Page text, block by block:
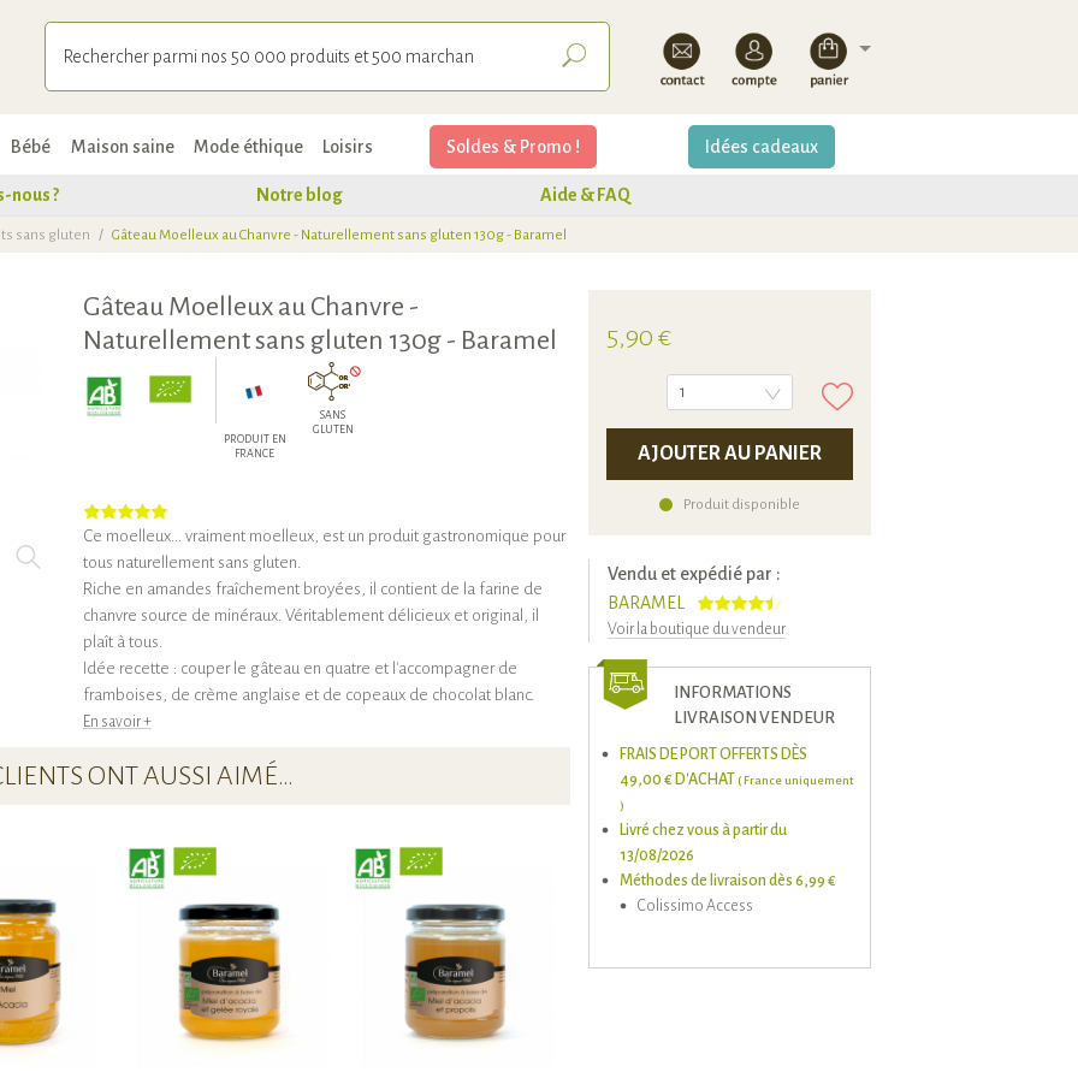
Bébé Maison saine Mode éthique Loisirs Idées cadeaux
Soldes & Promo !
nous ? Notre blog Aide & FAQ
sans gluten / Gâteau Moelleux au Chanvre - Naturellement sans gluten 130g - Baramel
Gâteau Moelleux au Chanvre -
Naturellement sans gluten 130g - Baramel
PRODUIT EN
FRANCE
SANS
GLUTEN
Ce moelleux... vraiment moelleux, est un produit gastronomique pour
tous naturellement sans gluten.
Riche en amandes fraîchement broyées, il contient de la farine de
chanvre source de minéraux. Véritablement délicieux et original, il
plaît à tous.
Idée recette : couper le gâteau en quatre et l'accompagner de
framboises, de crème anglaise et de copeaux de chocolat blanc.
En savoir +
5,90 €
1
AJOUTER AU PANIER
Produit disponible
Vendu et expédié par :
BARAMEL
Voir la boutique du vendeur
INFORMATIONS
LIVRAISON VENDEUR
FRAIS DE PORT OFFERTS DÈS
49,00 € D'ACHAT
( France uniquement
)
Livré chez vous à partir du
13/08/2026
Méthodes de livraison dès 6,99 €
Colissimo Access
ONT AUSSI AIMÉ…